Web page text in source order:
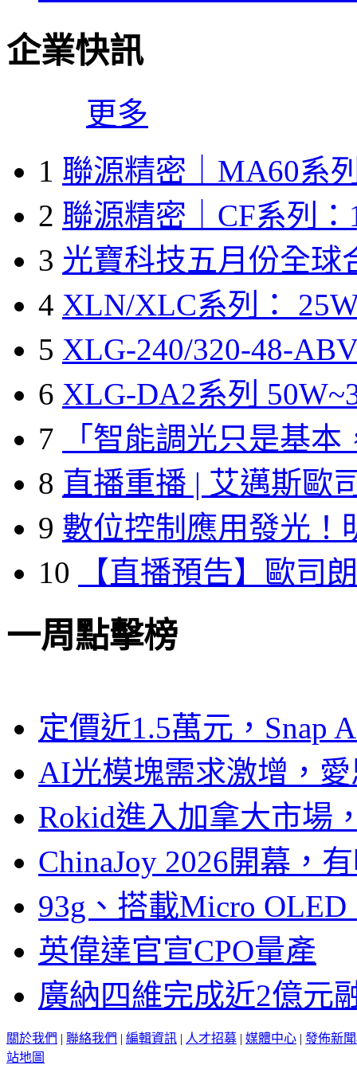
企業快訊
更多
1 聯源精密｜MA60系
2 聯源精密｜CF系列：
3 光寶科技五月份全球
4 XLN/XLC系列：
5 XLG-240/320-48-
6 XLG-DA2系列
7
「智能調光只是基本
8 直播重播 | 艾邁斯歐
9 數位控制應用發光！
10
【直播預告】歐司
一周點擊榜
定價近1.5萬元，Snap
AI光模塊需求激增，
Rokid進入加拿大市場
ChinaJoy 2026開幕，
93g、搭載Micro
英偉達官宣CPO量產
廣納四維完成近2億元
關於我們 | 聯絡我們 | 編輯資訊 | 人才招募 | 媒體中心 | 發佈新
站地圖